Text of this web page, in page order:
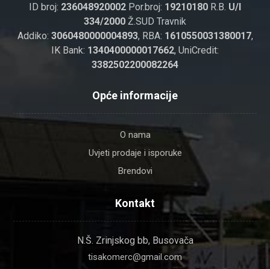
ID broj: 236048920002 Por.broj: 19210180 R.B. U/I
334/2000 Ž.SUD Travnik
Addiko: 3060480000004893, RBA: 1610550031380017,
IK Bank: 1340400000017662, UniCredit:
3382502200082264
Opće informacije
O nama
Uvjeti prodaje i isporuke
Brendovi
Kontakt
N.Š. Zrinjskog bb, Busovača
tisakomerc@gmail.com